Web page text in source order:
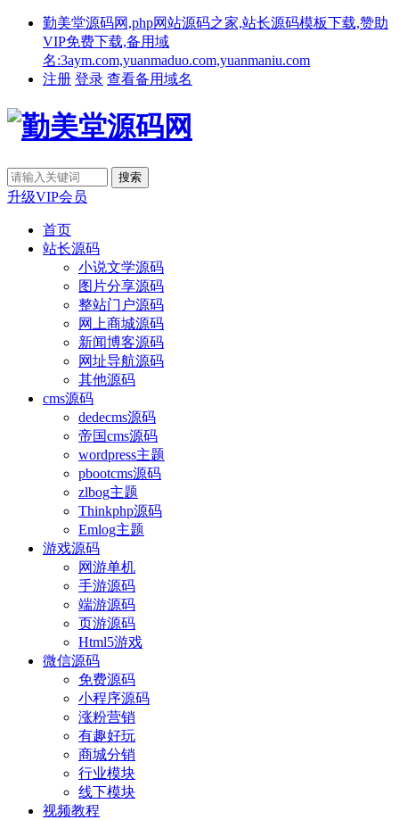
勤美堂源码网,php网站源码之家,站长源码模板下载,赞助
VIP免费下载,备用域
名:3aym.com,yuanmaduo.com,yuanmaniu.com
注册 登录 查看备用域名
升级VIP会员
首页
站长源码
小说文学源码
图片分享源码
整站门户源码
网上商城源码
新闻博客源码
网址导航源码
其他源码
cms源码
dedecms源码
帝国cms源码
wordpress主题
pbootcms源码
zlbog主题
Thinkphp源码
Emlog主题
游戏源码
网游单机
手游源码
端游源码
页游源码
Html5游戏
微信源码
免费源码
小程序源码
涨粉营销
有趣好玩
商城分销
行业模块
线下模块
视频教程